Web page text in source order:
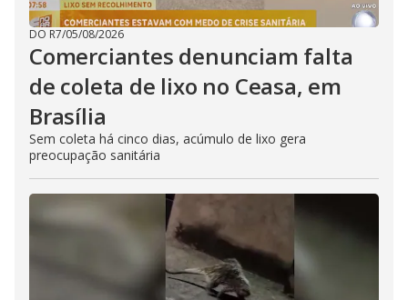
DO R7/05/08/2026
Comerciantes denunciam falta
de coleta de lixo no Ceasa, em
Brasília
Sem coleta há cinco dias, acúmulo de lixo gera
preocupação sanitária